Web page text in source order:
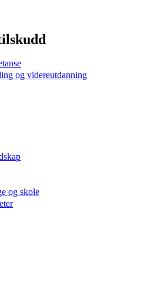
og videreutdanning
og skole